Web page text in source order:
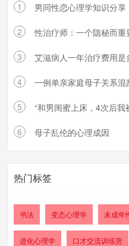
1 男同性恋心理学知识分享
2 性治疗师：一个隐秘而重
3 艾滋病人一年治疗费用是
4 一例单亲家庭母子关系
5 “和男闺蜜上床，4次后我
6 母子乱伦的心理成因
热门标签
书法 变态心理学 未成年
进化心理学 口才交流训练营